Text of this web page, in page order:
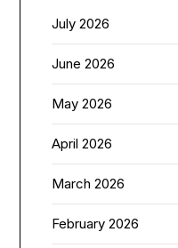
July 2026
June 2026
May 2026
April 2026
March 2026
February 2026